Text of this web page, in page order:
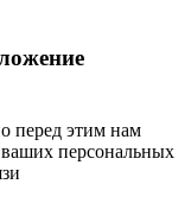
перед этим нам
ваших персональных